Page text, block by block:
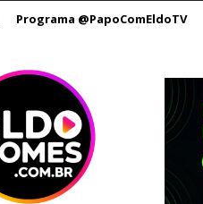
Programa @PapoComEldoTV